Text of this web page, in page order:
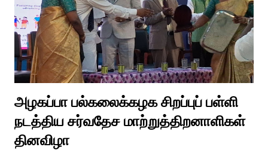
கேலியாக நகைச்சுவை உணர்வு பொங்க பாடிய வரிகளை வைத்து
அவர்கள் பாடிய பாடல் இணையதளத்தில் வைரலாகிறது.“மாடு மேய்த்த
மச்சான்” என...
அழகப்பா பல்கலைக்கழக சிறப்புப் பள்ளி
நடத்திய சர்வதேச மாற்றுத்திறனாளிகள்
தினவிழா